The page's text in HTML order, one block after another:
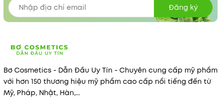
Đăng ký
Bơ Cosmetics - Dẫn Đầu Uy Tín - Chuyên cung cấp mỹ phẩm
với hơn 150 thương hiệu mỹ phẩm cao cấp nổi tiếng đến từ
Mỹ, Pháp, Nhật, Hàn,...